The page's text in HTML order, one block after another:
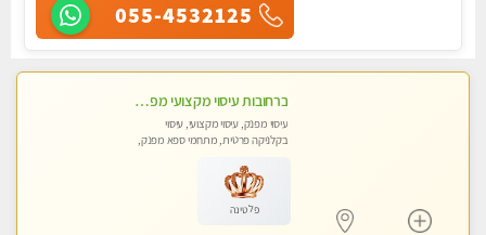
055-4532125
ברחובות עיסוי מקצועי מפנק וכול סוגי העיסויים רמה גבוהה! ללא מין !
עיסוי מפנק, עיסוי מקצועי, עיסוי
בקלניקה פרטית, מתחמי ספא מפנק,
פלטינה